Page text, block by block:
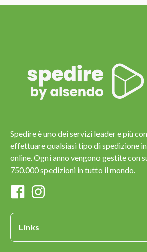
Spedire è uno dei servizi leader e più
effettuare qualsiasi tipo di spedizione in
online. Ogni anno vengono gestite con
750.000 spedizioni in tutto il mondo.
Links